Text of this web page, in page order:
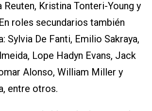
Reuten, Kristina Tonteri-Young y
roles secundarios también
Sylvia De Fanti, Emilio Sakraya,
Lope Hadyn Evans, Jack
Alonso, William Miller y
entre otros.